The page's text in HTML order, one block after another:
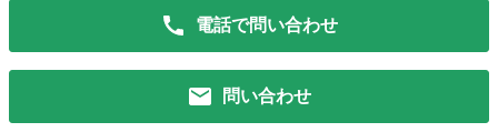
電話で問い合わせ
問い合わせ